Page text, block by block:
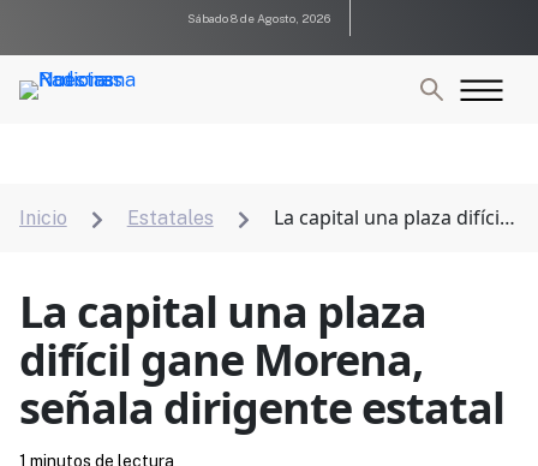
Sábado 8 de Agosto, 2026
Inicio  Estatales 
La capital una plaza difícil
La capital una plaza
difícil gane Morena,
señala dirigente estatal
1 minutos de lectura